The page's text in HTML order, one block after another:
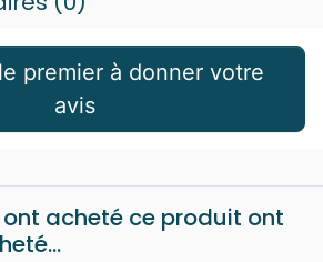
avis
acheté ce produit ont